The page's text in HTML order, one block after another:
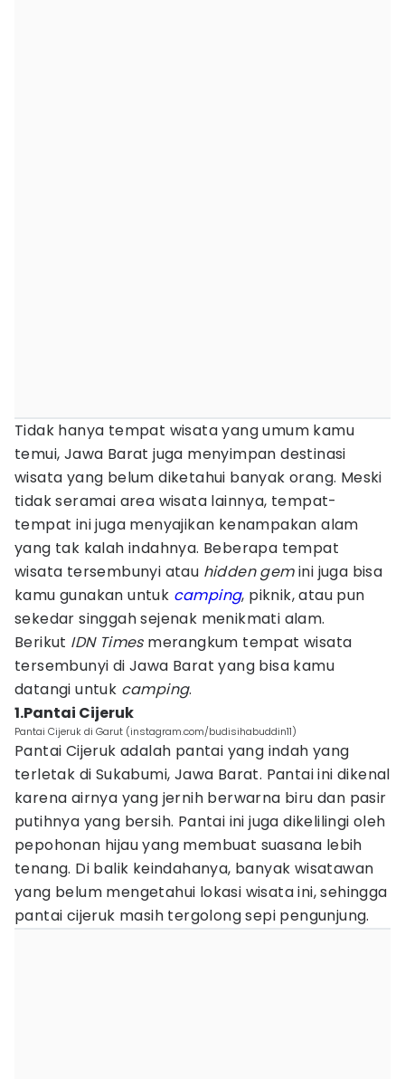
Tidak hanya tempat wisata yang umum kamu
temui, Jawa Barat juga menyimpan destinasi
wisata yang belum diketahui banyak orang. Meski
tidak seramai area wisata lainnya, tempat-
tempat ini juga menyajikan kenampakan alam
yang tak kalah indahnya. Beberapa tempat
wisata tersembunyi atau hidden gemini juga bisa
kamu gunakan untuk camping, piknik, atau pun
sekedar singgah sejenak menikmati alam.
Berikut IDN Timesmerangkum tempat wisata
tersembunyi di Jawa Barat yang bisa kamu
datangi untuk camping.
1.Pantai Cijeruk
Pantai Cijeruk di Garut (instagram.com/budisihabuddin11)
Pantai Cijeruk adalah pantai yang indah yang
terletak di Sukabumi, Jawa Barat. Pantai ini dikenal
karena airnya yang jernih berwarna biru dan pasir
putihnya yang bersih. Pantai ini juga dikelilingi oleh
pepohonan hijau yang membuat suasana lebih
tenang. Di balik keindahanya, banyak wisatawan
yang belum mengetahui lokasi wisata ini, sehingga
pantai cijeruk masih tergolong sepi pengunjung.